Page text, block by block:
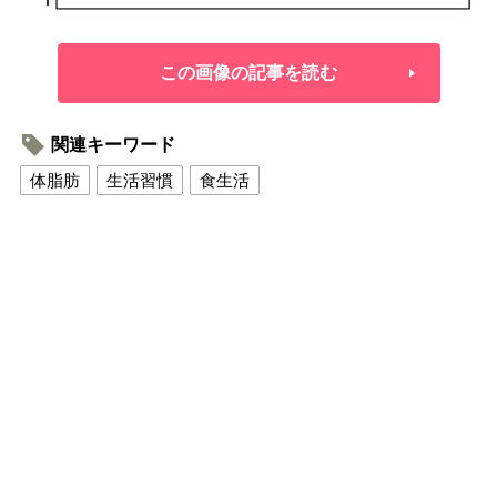
この画像の記事を読む
関連キーワード
体脂肪
生活習慣 食生活